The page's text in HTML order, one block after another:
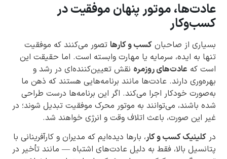
عادت‌ها، موتور پنهان موفقیت در
کسب‌وکار
بسیاری از صاحبان کسب و کارها تصور می‌کنند که موفقیت
تنها به ایده، سرمایه یا مهارت وابسته است. اما حقیقت این
است که عادت‌های روزمره نقش تعیین‌کننده‌ای در رشد و
بهره‌وری دارند. عادت‌ها مانند برنامه‌هایی هستند که ذهن ما
به‌صورت خودکار اجرا می‌کند. اگر این برنامه‌ها درست طراحی
شده باشند، می‌توانند به موتور محرک موفقیت تبدیل شوند؛ در
غیر این صورت، باعث اتلاف وقت و انرژی خواهند شد.
در کلینیک کسب و کار، بارها دیده‌ایم که مدیران و کارآفرینانی با
پتانسیل بالا، فقط به دلیل عادت‌های اشتباه — مانند تأخیر در